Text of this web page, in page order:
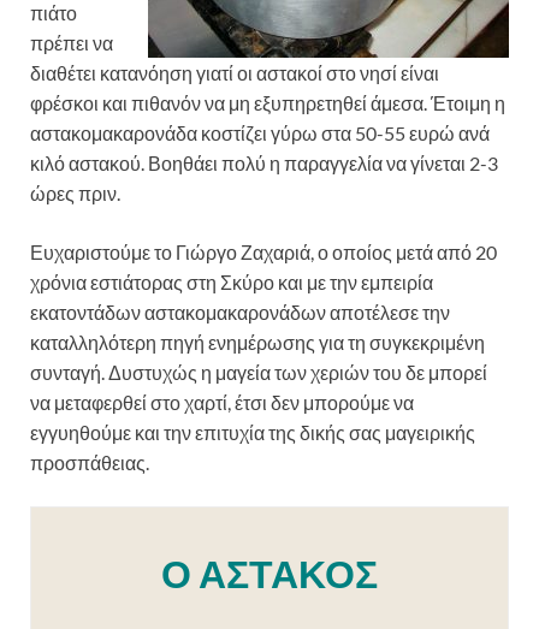
πιάτο
πρέπει να
διαθέτει κατανόηση γιατί οι αστακοί στο νησί είναι
φρέσκοι και πιθανόν να μη εξυπηρετηθεί άμεσα. Έτοιμη η
αστακομακαρονάδα κοστίζει γύρω στα 50-55 ευρώ ανά
κιλό αστακού. Βοηθάει πολύ η παραγγελία να γίνεται 2-3
ώρες πριν.
Ευχαριστούμε το Γιώργο Ζαχαριά, ο οποίος μετά από 20
χρόνια εστιάτορας στη Σκύρο και με την εμπειρία
εκατοντάδων αστακομακαρονάδων αποτέλεσε την
καταλληλότερη πηγή ενημέρωσης για τη συγκεκριμένη
συνταγή. Δυστυχώς η μαγεία των χεριών του δε μπορεί
να μεταφερθεί στο χαρτί, έτσι δεν μπορούμε να
εγγυηθούμε και την επιτυχία της δικής σας μαγειρικής
προσπάθειας.
Ο ΑΣΤΑΚΟΣ